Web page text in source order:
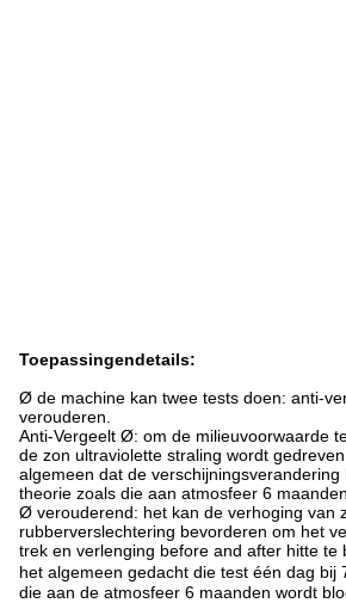
Toepassingendetails:
Ø de machine kan twee tests doen: anti-
verouderen.
Anti-Vergeelt Ø: om de milieuvoorwaarde
de zon ultraviolette straling wordt
algemeen dat de verschijningsverandering
theorie zoals die aan atmosfeer 6
Ø verouderend: het kan de verhoging van
rubberverslechtering bevorderen om het
trek en verlenging before and after hitte te
het algemeen gedacht die test één dag
die aan de atmosfeer 6 maanden wordt